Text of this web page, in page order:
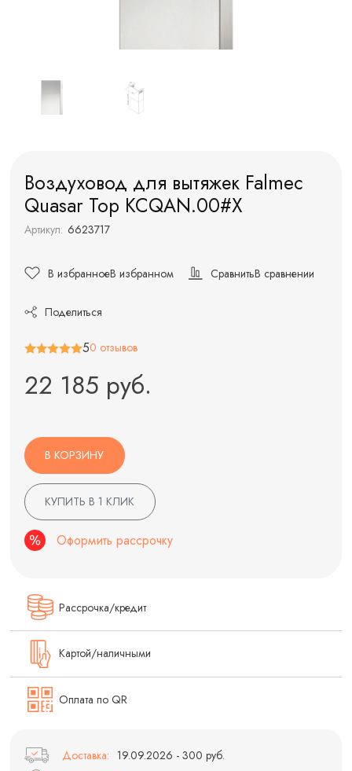
Воздуховод для вытяжек Falmec
Quasar Top KCQAN.00#X
Артикул: 6623717
В избранноеВ избранном СравнитьВ сравнении
Поделиться
50 отзывов
22 185 руб.
В КОРЗИНУ
КУПИТЬ В 1 КЛИК
Оформить рассрочку
Рассрочка/кредит
Картой/наличными
Оплата по QR
Доставка: 19.09.2026 - 300 руб.